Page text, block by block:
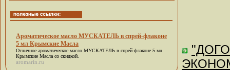
Ароматическое масло МУСКАТЕЛЬ в спрей-флаконе
5 мл Крымские Масла
Отличное ароматическое масло МУСКАТЕЛЬ в спрей-флаконе 5 мл
Крымские Масла со скидкой.
aromarin.ru